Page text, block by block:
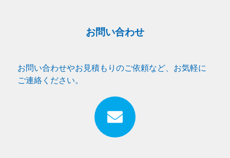
お問い合わせ
お問い合わせやお見積もりのご依頼など、お気軽に
ご連絡ください。